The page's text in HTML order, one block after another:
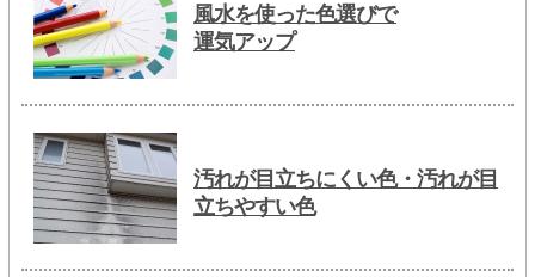
風水を使った色選びで
運気アップ
汚れが目立ちにくい色・汚れが目
立ちやすい色